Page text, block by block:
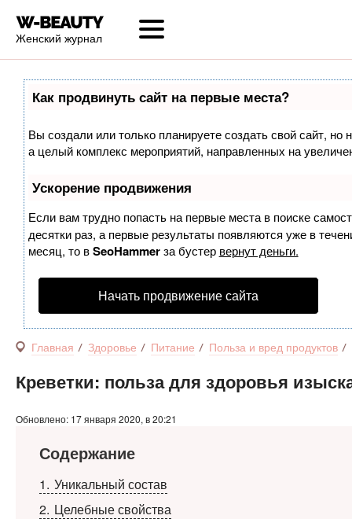
Женский журнал
Как продвинуть сайт на первые места?
Вы создали или только планируете создать свой сайт, но
а целый комплекс мероприятий, направленных на
Ускорение продвижения
Если вам трудно попасть на первые места в поиске
десятки раз, а первые результаты появляются уже в
месяц, то вSeoHammerза бустер вернут деньги.
Начать продвижение сайта
Главная Здоровье Питание Польза и вред продуктов
Креветки: польза для здоровья
Обновлено: 17 января 2020, в 20:21
Содержание
1 Уникальный состав
2 Целебные свойства